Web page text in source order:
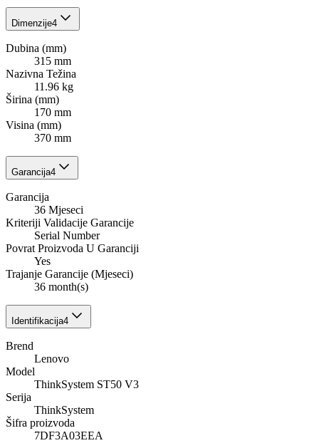
Dimenzije4
Dubina (mm)
315 mm
Nazivna Težina
11.96 kg
Širina (mm)
170 mm
Visina (mm)
370 mm
Garancija4
Garancija
36 Mjeseci
Kriteriji Validacije Garancije
Serial Number
Povrat Proizvoda U Garanciji
Yes
Trajanje Garancije (Mjeseci)
36 month(s)
Identifikacija4
Brend
Lenovo
Model
ThinkSystem ST50 V3
Serija
ThinkSystem
Šifra proizvoda
7DF3A03EEA